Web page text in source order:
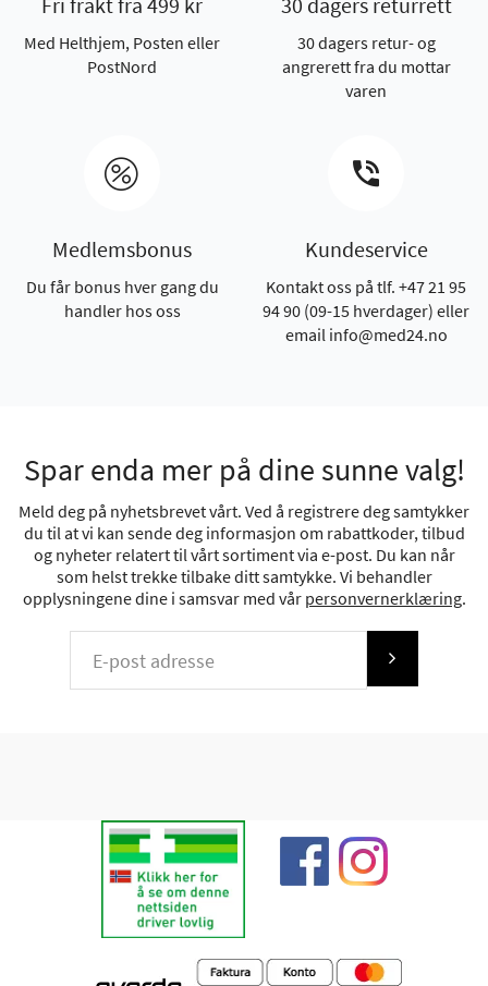
Med Helthjem, Posten eller
PostNord
30 dagers retur- og
angrerett fra du mottar
varen
Medlemsbonus
Du får bonus hver gang du
handler hos oss
Kundeservice
Kontakt oss på tlf. +47 21 95
94 90 (09-15 hverdager) eller
email info@med24.no
Spar enda mer på dine sunne valg!
Meld deg på nyhetsbrevet vårt. Ved å registrere deg samtykker
du til at vi kan sende deg informasjon om rabattkoder, tilbud
og nyheter relatert til vårt sortiment via e-post. Du kan når
som helst trekke tilbake ditt samtykke. Vi behandler
opplysningene dine i samsvar med vår personvernerklæring.